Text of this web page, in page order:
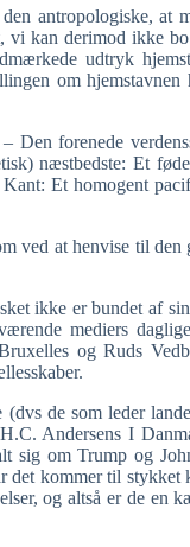
antropologiske, at
vi kan derimod ikke
udtryk
om
Den forenede
næstbedste: Et
Et homogent
ved at henvise til
ikke er bundet af
mediers
og Ruds
de som leder
Andersens I
sig om Trump og
kommer til stykket
og altså er de en